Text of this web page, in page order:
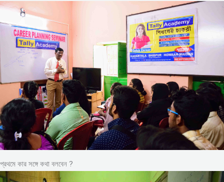
প্রথমে কার সঙ্গে কথা বলবেন ?